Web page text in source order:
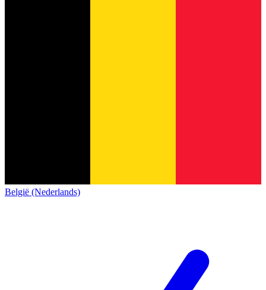
België (Nederlands)